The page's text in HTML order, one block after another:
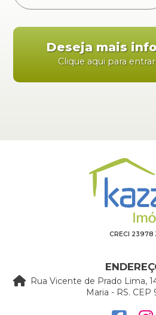
Deseja mais
Clique aqui para
CRECI 23978
Rua Vicente de Prado Lima,
Maria - RS. CEP